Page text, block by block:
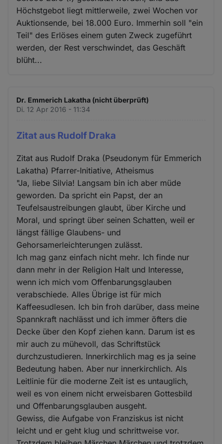
Höchstgebot liegt mittlerweile, zwei Wochen vor
Auktionsende, bei 18.000 Euro. Immerhin soll "ein
Teil" des Erlöses einem guten Zweck zugeführt
werden, der Rest verschwindet, das Geschäft
blüht...
Dr. Emmerich Lakatha (nicht überprüft)
Di. 12 Apr 2016 - 11:34
Zitat aus Rudolf Draka
Zitat aus Rudolf Draka (Pseudonym für Emmerich
Lakatha) Pfarrer-Initiative, Atheismus
"Ja, liebe Silvia! Langsam bin ich aber müde
geworden. Da spricht ein Papst, der an
Teufelsaustreibungen glaubt, über Kirche und
Moral, und springt über seinen Schatten, weil er
längst fällige Glaubens- und
Gehorsamerleichterungen zulässt.
Ich mag ganz einfach nicht mehr. Ich finde nur
dann mehr in der Religion Halt und Interesse,
wenn ich mich vom Offenbarungsglauben
verabschiede. Alles Übrige ist für mich
Kaffeesudlesen. Ich bin froh darüber, dass meine
Spannkraft nachlässt und ich immer öfters die
Decke über den Kopf ziehen kann. Darum ist es
mir auch zu mühevoll, das Schriftstück
durchzustudieren. Innerkirchlich mag es ja seine
Bedeutung haben. Aber nur innerkirchlich. Als
Leitlinie für die moderne Zeit ist es untauglich,
weil es von einem nicht erweisbaren Gottesbild
und Offenbarungsglauben ausgeht.
Gewiss, die Aufgabe von Franziskus ist nicht
leicht und er geht klug und schrittweise vor.